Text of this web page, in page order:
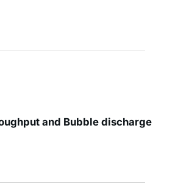
and Bubble discharge